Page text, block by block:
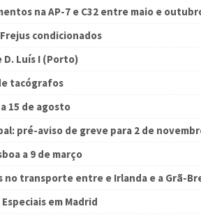
na AP-7 e C32 entre maio e
condicionados
Luís I (Porto)
tacógrafos
15 de agosto
pré-aviso de greve para 2 de
a 9 de março
no transporte entre e Irlanda e a Grã-
em Madrid